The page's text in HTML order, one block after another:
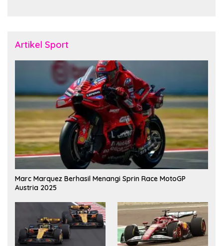
Artikel Sport
Marc Marquez Berhasil Menangi Sprin Race MotoGP
Austria 2025